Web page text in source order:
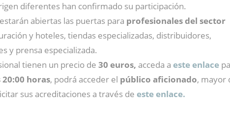
diferentes han confirmado su participación.
abiertas las puertas para profesionales del sector
y hoteles, tiendas especializadas, distribuidores,
y prensa especializada.
tienen un precio de 30 euros, acceda a este enlace
20:00 horas, podrá acceder el público aficionado, mayor
sus acreditaciones a través de este enlace.